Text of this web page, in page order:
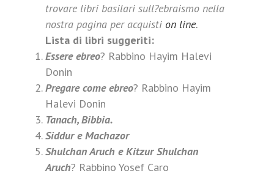
trovare libri basilari sull?ebraismo nella
nostra pagina per acquisti on line.
Lista di libri suggeriti:
Essere ebreo? Rabbino Hayim Halevi
Donin
Pregare come ebreo? Rabbino Hayim
Halevi Donin
Tanach, Bibbia.
Siddur e Machazor
Shulchan Aruch e Kitzur Shulchan
Aruch? Rabbino Yosef Caro